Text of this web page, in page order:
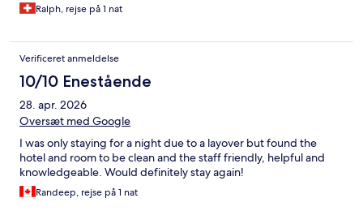
Ralph, rejse på 1 nat
Verificeret anmeldelse
10/10 Enestående
28. apr. 2026
Oversæt med Google
I was only staying for a night due to a layover but found the
hotel and room to be clean and the staff friendly, helpful and
knowledgeable. Would definitely stay again!
Randeep, rejse på 1 nat